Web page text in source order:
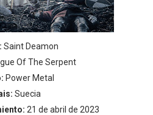
Saint Deamon
Of The Serpent
Power Metal
Suecia
21 de abril de 2023